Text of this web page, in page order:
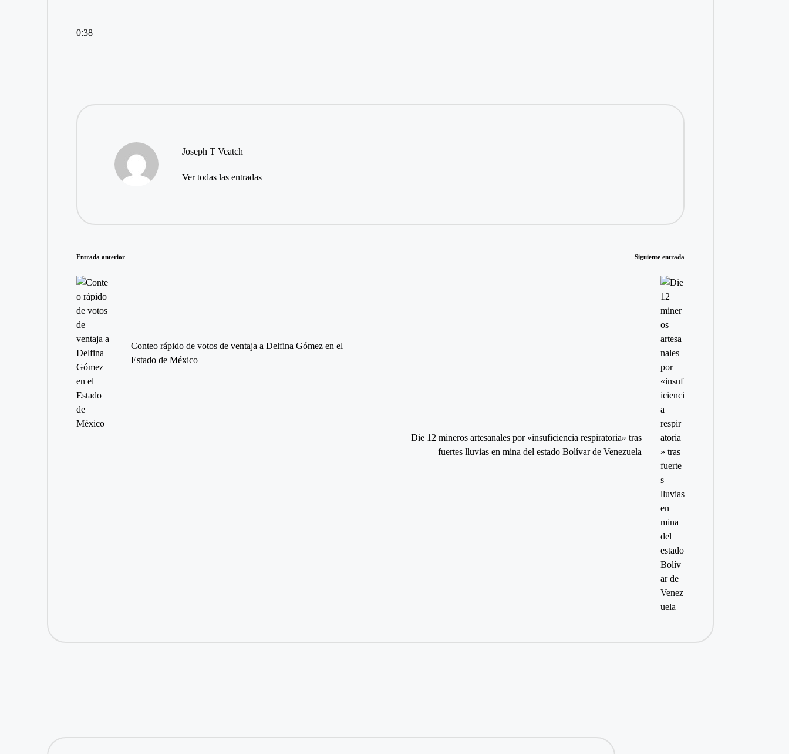
0:38
Joseph T Veatch
Ver todas las entradas
Navegación
de
entradas
Entrada anterior
Conteo rápido de votos de ventaja a Delfina Gómez en el
Estado de México
Siguiente entrada
Die 12 mineros artesanales por «insuficiencia respiratoria» tras
fuertes lluvias en mina del estado Bolívar de Venezuela